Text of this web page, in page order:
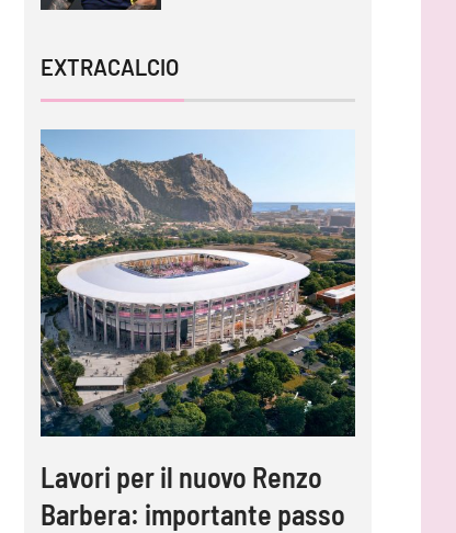
EXTRACALCIO
Lavori per il nuovo Renzo
Barbera: importante passo